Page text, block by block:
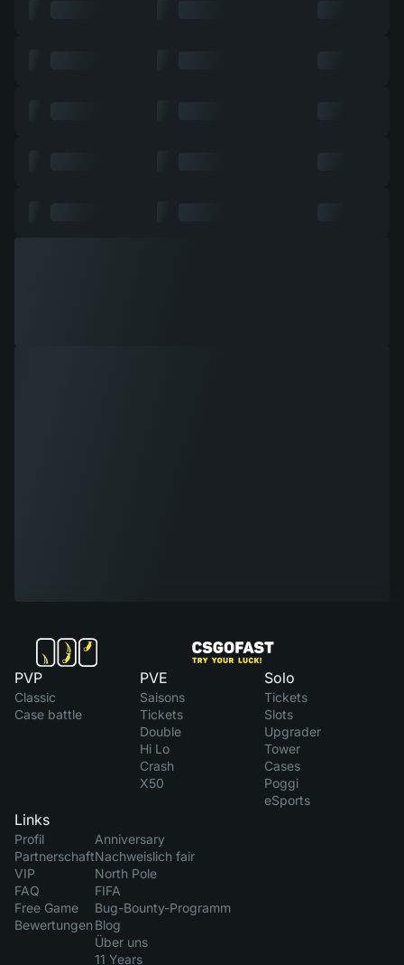
PVP
Classic
Case battle
PVE
Saisons
Tickets
Double
Hi Lo
Crash
X50
Solo
Tickets
Slots
Upgrader
Tower
Cases
Poggi
eSports
Links
Profil
Partnerschaft
VIP
FAQ
Free Game
Bewertungen
Anniversary
Nachweislich fair
North Pole
FIFA
Bug-Bounty-Programm
Blog
Über uns
11 Years